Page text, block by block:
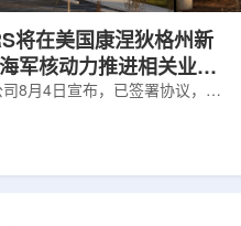
将在美国康涅狄格州新
军核动力推进相关业务
8月4日宣布，已签署协议，将
域的后续增长提供空间和基础